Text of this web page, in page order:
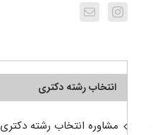
انتخاب رشته دکتری
مشاوره انتخاب رشته دکتری